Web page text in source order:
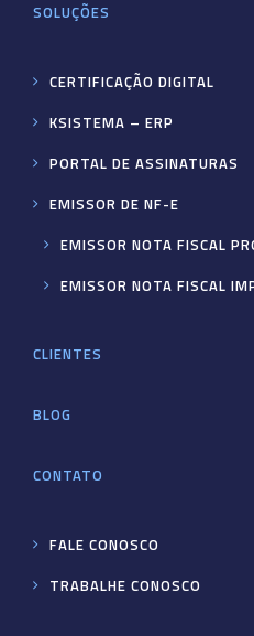
SOLUÇÕES
CERTIFICAÇÃO DIGITAL
KSISTEMA – ERP
PORTAL DE ASSINATURAS
EMISSOR DE NF-E
EMISSOR NOTA FISCAL
EMISSOR NOTA FISCAL
CLIENTES
BLOG
CONTATO
FALE CONOSCO
TRABALHE CONOSCO